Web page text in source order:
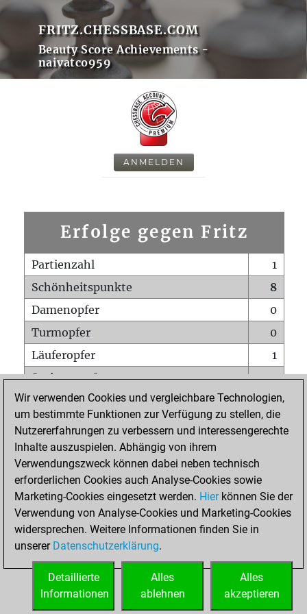
FRITZ.CHESSBASE.COM
Beauty Score Achievements -
naivatco959
ANMELDEN
Erfolge gegen Fritz
Partienzahl
1
Schönheitspunkte
8
Damenopfer
0
Turmopfer
0
Läuferopfer
1
Springeropfer
0
Bauernopfer
0
Matt auf vollem Brett
0
Bauer setzt Matt
Erstickte Matts
Unterverwandlungen
0
Türme auf der siebten
0
STARTSEITE
Wir verwenden Cookies und vergleichbare Technologien,
um bestimmte Funktionen zur Verfügung zu stellen, die
Nutzererfahrungen zu verbessern und interessengerechte
Inhalte auszuspielen. Abhängig von ihrem
Verwendungszweck können dabei neben technisch
erforderlichen Cookies auch Analyse-Cookies sowie
Marketing-Cookies eingesetzt werden. Hierkönnen Sie der
Verwendung von Analyse-Cookies und Marketing-Cookies
widersprechen. Weitere Informationen finden Sie in
unserer Datenschutzerklärung.
Alles
akzeptieren
Alles
ablehnen
Detaillierte
Informationen